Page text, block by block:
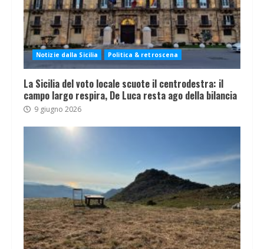
Notizie dalla Sicilia Politica & retroscena
La Sicilia del voto locale scuote il centrodestra: il
campo largo respira, De Luca resta ago della bilancia
9 giugno 2026